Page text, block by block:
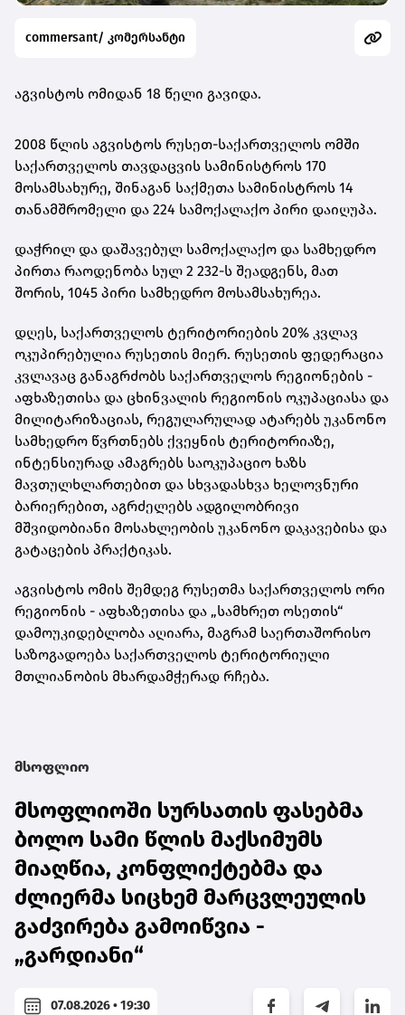
commersant/ კომერსანტი
აგვისტოს ომიდან 18 წელი გავიდა.
2008 წლის აგვისტოს რუსეთ-საქართველოს ომში
საქართველოს თავდაცვის სამინისტროს 170
მოსამსახურე, შინაგან საქმეთა სამინისტროს 14
თანამშრომელი და 224 სამოქალაქო პირი დაიღუპა.
დაჭრილ და დაშავებულ სამოქალაქო და სამხედრო
პირთა რაოდენობა სულ 2 232-ს შეადგენს, მათ
შორის, 1045 პირი სამხედრო მოსამსახურეა.
დღეს, საქართველოს ტერიტორიების 20% კვლავ
ოკუპირებულია რუსეთის მიერ. რუსეთის ფედერაცია
კვლავაც განაგრძობს საქართველოს რეგიონების -
აფხაზეთისა და ცხინვალის რეგიონის ოკუპაციასა და
მილიტარიზაციას, რეგულარულად ატარებს უკანონო
სამხედრო წვრთნებს ქვეყნის ტერიტორიაზე,
ინტენსიურად ამაგრებს საოკუპაციო ხაზს
მავთულხლართებით და სხვადასხვა ხელოვნური
ბარიერებით, აგრძელებს ადგილობრივი
მშვიდობიანი მოსახლეობის უკანონო დაკავებისა და
გატაცების პრაქტიკას.
აგვისტოს ომის შემდეგ რუსეთმა საქართველოს ორი
რეგიონის - აფხაზეთისა და „სამხრეთ ოსეთის“
დამოუკიდებლობა აღიარა, მაგრამ საერთაშორისო
საზოგადოება საქართველოს ტერიტორიული
მთლიანობის მხარდამჭერად რჩება.
მსოფლიო
მსოფლიოში სურსათის ფასებმა
ბოლო სამი წლის მაქსიმუმს
მიაღწია, კონფლიქტებმა და
ძლიერმა სიცხემ მარცვლეულის
გაძვირება გამოიწვია -
„გარდიანი“
07.08.2026 • 19:30